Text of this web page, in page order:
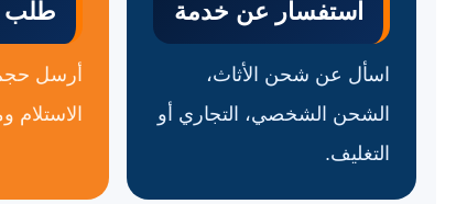
استفسار عن خدمة
اسأل عن شحن الأثاث،
الشحن الشخصي، التجاري أو
التغليف.
طلب
أرسل